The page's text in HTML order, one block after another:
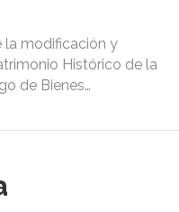
la modificación y
Histórico de la
de Bienes…